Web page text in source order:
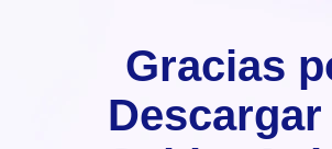
Gracias
Descargar